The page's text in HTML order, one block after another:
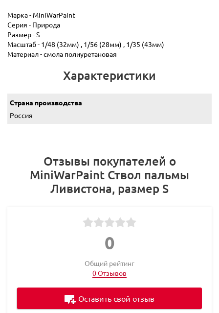
Марка - MiniWarPaint
Серия - Природа
Размер - S
Масштаб - 1/48 (32мм) , 1/56 (28мм) , 1/35 (43мм)
Материал - смола полиуретановая
Характеристики
Страна производства
Россия
Отзывы покупателей о
MiniWarPaint Ствол пальмы
Ливистона, размер S
0
Общий рейтинг
0 Отзывов
Оставить свой отзыв